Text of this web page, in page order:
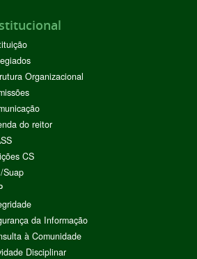
Organizacional
do reitor
CS
Suap
da Informação
à Comunidade
Disciplinar